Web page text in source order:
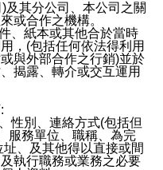
及其分公司、本公司之關
或合作之機構。
、紙本或其他合於當時
，(包括任何依法得利用
與外部合作之行銷)並於
揭露、轉介或交互運用
性別、連絡方式(包括但
服務單位、職稱、為完
、及其他得以直接或間
執行職務或業務之必要